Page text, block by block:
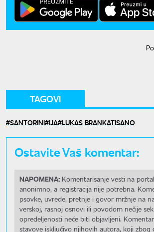
TAGOVI
SANTORINI IJA LUKAS BRANKATISANO
Ostavite Vaš komentar:
NAPOMENA: Komentarisanje vesti na
anonimno, a registracija nije potrebna.
psovke, uvrede, pretnje i govor mržnje na
verskoj, rasnoj osnovi ili povodom nečije
opredeljenosti neće biti objavljeni.
stavove isključivo njihovih autora, koji zbog